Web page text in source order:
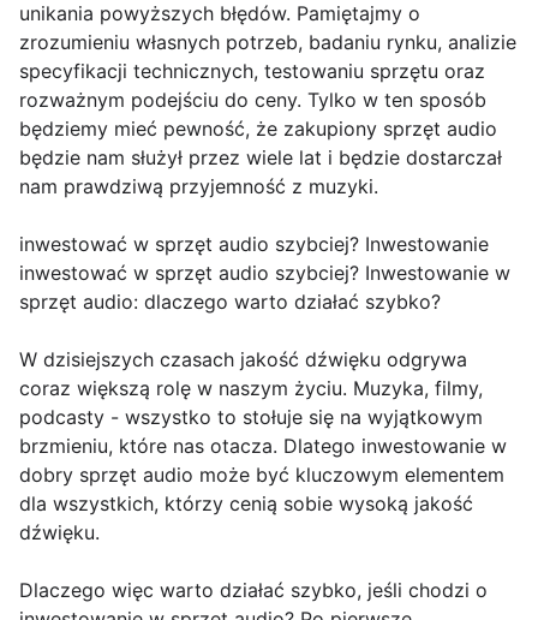
unikania powyższych błędów. Pamiętajmy o
zrozumieniu własnych potrzeb, badaniu rynku, analizie
specyfikacji technicznych, testowaniu sprzętu oraz
rozważnym podejściu do ceny. Tylko w ten sposób
będziemy mieć pewność, że zakupiony sprzęt audio
będzie nam służył przez wiele lat i będzie dostarczał
nam prawdziwą przyjemność z muzyki.
inwestować w sprzęt audio szybciej? Inwestowanie
inwestować w sprzęt audio szybciej? Inwestowanie w
sprzęt audio: dlaczego warto działać szybko?
W dzisiejszych czasach jakość dźwięku odgrywa
coraz większą rolę w naszym życiu. Muzyka, filmy,
podcasty - wszystko to stołuje się na wyjątkowym
brzmieniu, które nas otacza. Dlatego inwestowanie w
dobry sprzęt audio może być kluczowym elementem
dla wszystkich, którzy cenią sobie wysoką jakość
dźwięku.
Dlaczego więc warto działać szybko, jeśli chodzi o